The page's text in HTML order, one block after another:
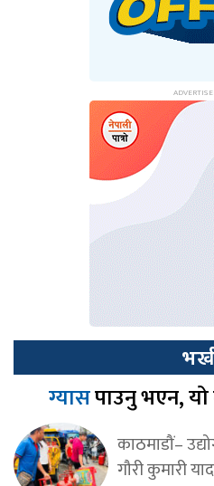
ग्यासपाउनु भएन, यो
काठमाडौं–
गौरी कुमारी